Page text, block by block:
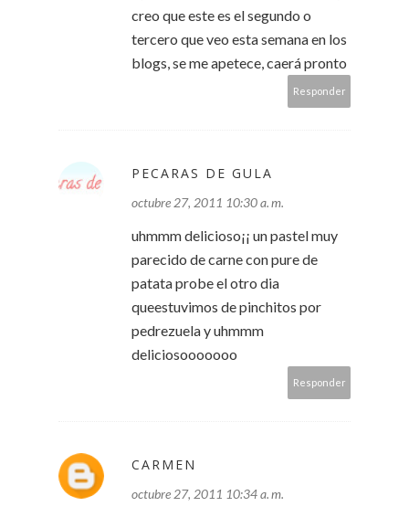
creo que este es el segundo o
tercero que veo esta semana en los
blogs, se me apetece, caerá pronto
Responder
PECARAS DE GULA
octubre 27, 2011 10:30 a. m.
uhmmm delicioso¡¡ un pastel muy
parecido de carne con pure de
patata probe el otro dia
queestuvimos de pinchitos por
pedrezuela y uhmmm
deliciosooooooo
Responder
CARMEN
octubre 27, 2011 10:34 a. m.